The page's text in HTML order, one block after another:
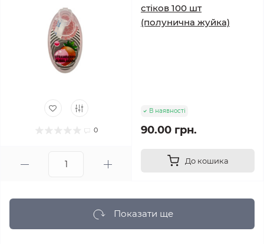
0
стіков 100 шт
(полунична жуйка)
В наявності
90.00 грн.
До кошика
Показати ще